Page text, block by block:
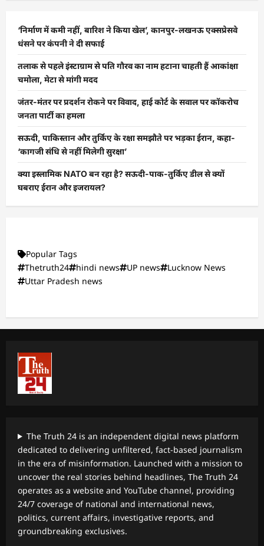
‘निर्माण में कमी नहीं, बारिश ने किया खेल’, कानपुर-लखनऊ एक्सप्रेसवे
धंसने पर कंपनी ने दी सफाई
तलाक से पहले इंस्टाग्राम से पति गौरव का नाम हटाना चाहती हैं आकांक्षा
चमोला, मेटा से मांगी मदद
जंतर-मंतर पर प्रदर्शन रोकने पर विवाद, हाई कोर्ट के सवाल पर कॉकरोच
जनता पार्टी का हमला
सऊदी, पाकिस्तान और तुर्किए के रक्षा समझौते पर भड़का ईरान, कहा-
‘कागजी संधि से नहीं मिलेगी सुरक्षा’
क्या इस्लामिक NATO बन रहा है? सऊदी-पाक-तुर्किए डील से क्यों
घबराए ईरान और इजरायल?
Popular Tags
Thetruth24
hindi news UP news
Lucknow News
Uttar Pradesh news
The Truth 24 is an independent digital news platform
dedicated to delivering unfiltered, fact-based journalism
in the era of misinformation. Launched with a mission to
uncover the real stories behind headlines, The Truth 24
operates as a website and YouTube channel, providing
24/7 coverage of national and international news,
politics, current affairs, investigative reports, and
groundbreaking exclusives.